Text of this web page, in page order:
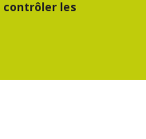
les